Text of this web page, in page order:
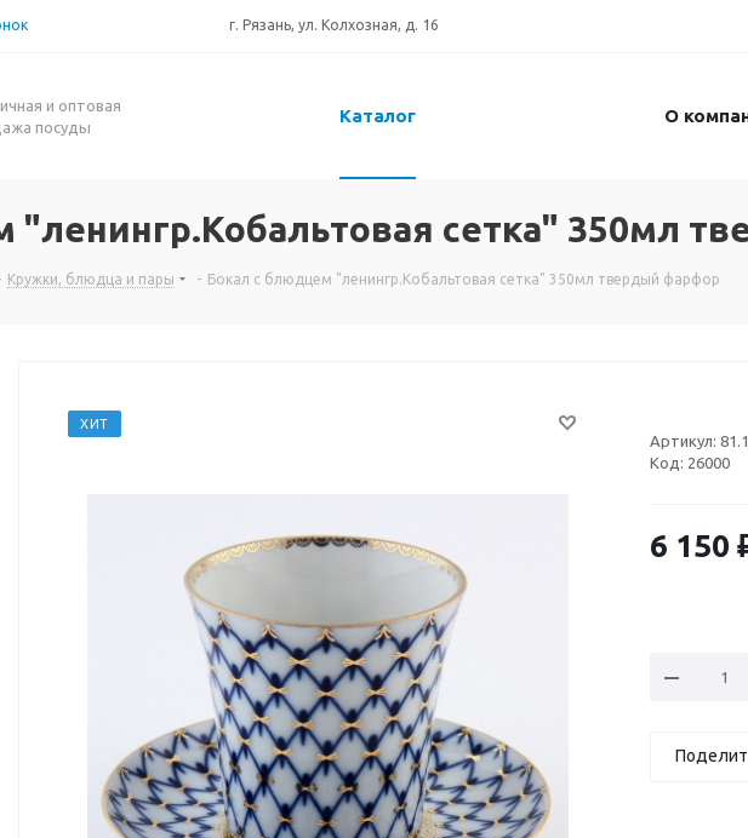
г. Рязань, ул. Колхозная, д. 16
и оптовая
посуды
Каталог О
"ленингр.Кобальтовая сетка" 350мл
Кружки, блюдца и пары - Бокал с блюдцем "ленингр.Кобальтовая сетка" 350мл твердый фарфор
ХИТ
Артикул:
Код: 26000
6 150